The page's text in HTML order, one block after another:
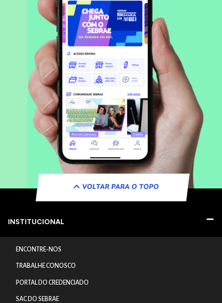
VOLTAR PARA O TOPO
INSTITUCIONAL
ENCONTRE-NOS
TRABALHE CONOSCO
PORTAL DO CREDENCIADO
SAC DO SEBRAE